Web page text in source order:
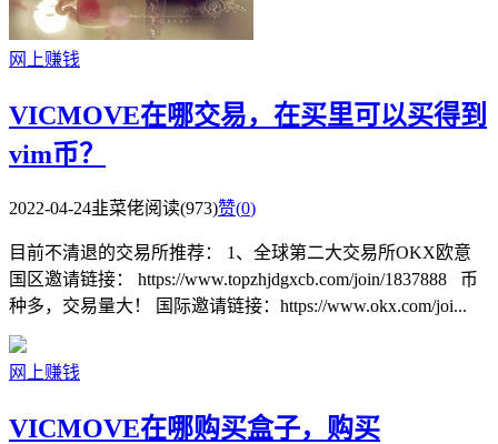
网上赚钱
VICMOVE在哪交易，在买里可以买得到
vim币？
2022-04-24韭菜佬阅读(973)赞(0)
目前不清退的交易所推荐： 1、全球第二大交易所OKX欧意
国区邀请链接： https://www.topzhjdgxcb.com/join/1837888 币
种多，交易量大！ 国际邀请链接：https://www.okx.com/joi...
网上赚钱
VICMOVE在哪购买盒子，购买